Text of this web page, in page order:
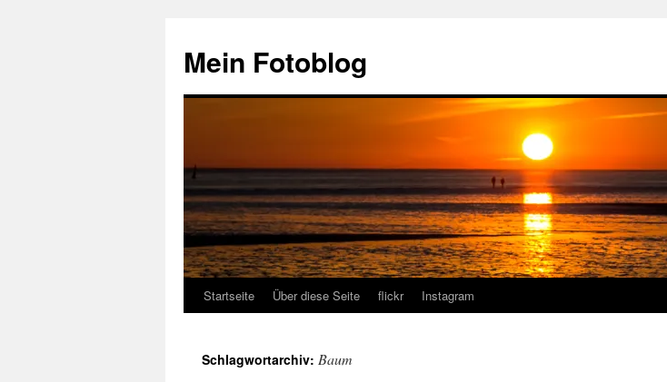
springen
Mein Fotoblog
Startseite Über diese Seite flickr Instagram
Schlagwortarchiv: Baum